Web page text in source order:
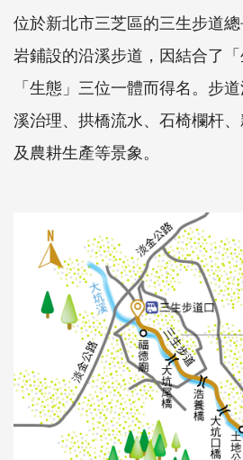
位於新北市三芝區的三生步道
岩鋪設的沿溪步道，因結合了「
「生態」三位一體而得名。步
溪治理、拱橋流水、石椅欄杆
及農耕生產等景象。